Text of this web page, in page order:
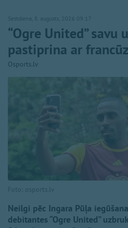
Sestdiena, 8. augusts, 2026 09:17
“Ogre United” savu
pastiprina ar
Osports.lv
Foto: osports.lv
Neilgi pēc Ingara Pūļa
debitantes “Ogre United”